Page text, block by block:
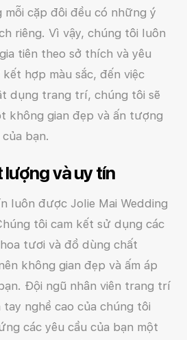
mỗi cặp đôi đều có những ý
riêng. Vì vậy, chúng tôi luôn
tiên theo sở thích và yêu
hợp màu sắc, đến việc
dụng trang trí, chúng tôi sẽ
không gian đẹp và ấn tượng
bạn.
và uy tín
luôn được Jolie Mai Wedding
tôi cam kết sử dụng các
tươi và đồ dùng chất
không gian đẹp và ấm áp
Đội ngũ nhân viên trang trí
tay nghề cao của chúng tôi
các yêu cầu của bạn một